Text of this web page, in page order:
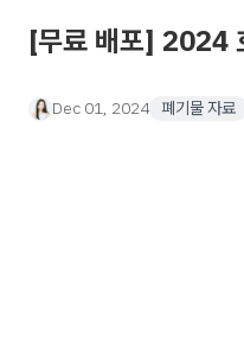
[무료 배포] 2024
Dec 01, 2024 폐기물 자료